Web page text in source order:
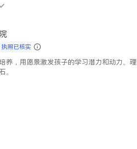
执照已核实
养，用愿景激发孩子的学习潜力和动力。理
。